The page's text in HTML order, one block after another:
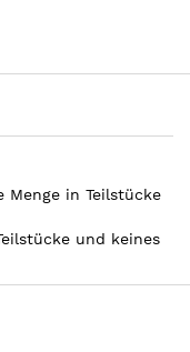
Menge in Teilstücke
und keines